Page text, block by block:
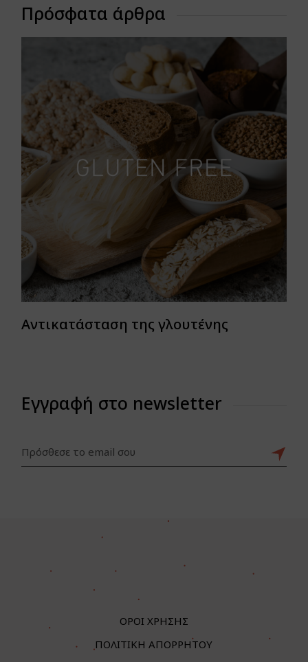
Πρόσφατα άρθρα
Αντικατάσταση της γλουτένης
Εγγραφή στο newsletter
ΟΡΟΙ ΧΡΗΣΗΣ
ΠΟΛΙΤΙΚΗ ΑΠΟΡΡΗΤΟΥ